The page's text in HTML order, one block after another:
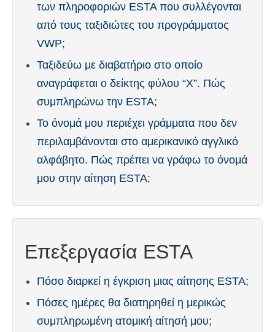
των πληροφοριών ESTA που συλλέγονται
από τους ταξιδιώτες του προγράμματος
VWP;
Ταξιδεύω με διαβατήριο στο οποίο
αναγράφεται ο δείκτης φύλου “Χ”. Πώς
συμπληρώνω την ESTA;
Το όνομά μου περιέχει γράμματα που δεν
περιλαμβάνονται στο αμερικανικό αγγλικό
αλφάβητο. Πώς πρέπει να γράφω το όνομά
μου στην αίτηση ESTA;
Επεξεργασία ESTA
Πόσο διαρκεί η έγκριση μιας αίτησης ESTA;
Πόσες ημέρες θα διατηρηθεί η μερικώς
συμπληρωμένη ατομική αίτησή μου;